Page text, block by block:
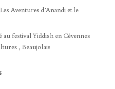
Aventures d’Anandi et le
festival Yiddish en Cévennes
, Beaujolais